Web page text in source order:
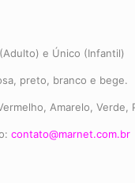
e Único (Infantil)
preto, branco e bege.
Amarelo, Verde,
contato@marnet.com.br